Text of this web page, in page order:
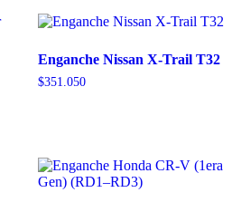
Enganche Nissan X-Trail T32
$351.050